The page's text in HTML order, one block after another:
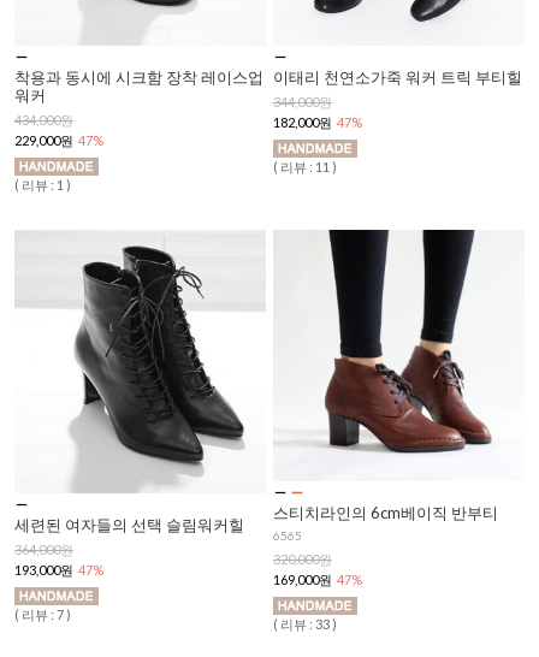
착용과 동시에 시크함 장착 레이스업
워커
434,000원
229,000원 47%
( 리뷰 : 1 )
이태리 천연소가죽 워커 트릭 부티힐
344,000원
182,000원 47%
( 리뷰 : 11 )
세련된 여자들의 선택 슬림워커힐
364,000원
193,000원 47%
( 리뷰 : 7 )
스티치라인의 6cm베이직 반부티
6565
320,000원
169,000원 47%
( 리뷰 : 33 )